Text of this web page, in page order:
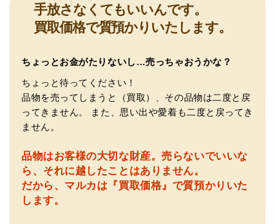
（大阪府大阪市）とても宝石に詳しく、また中古市場の仕
組みもお教えいただけ嬉しかったです。鑑別も素早く驚き
ました。宜しくお願いいたします。(楽器等、様々なジャン
ルに詳しいの流石の一言に尽きます)
（大阪府門真市）他店ではメール見積もりの時点で数千
円〜1万程度の見積もりでしたが、こちらのメールでの見積
もりは倍以上ちがうので利用させて頂きました。 対応も丁
寧で良かったです。
手放さなくてもいいんです。
買取価格で質預かりいたします。
ちょっとお金がたりないし…売っちゃおうかな？
ちょっと待ってください！
品物を売ってしまうと（買取）、その品物は二度と戻
ってきません。
また、思い出や愛着も二度と戻ってき
ません。
品物はお客様の大切な財産。売らないでいいな
ら、それに越したことはありません。
だから、マルカは『買取価格』で質預かりいた
します。